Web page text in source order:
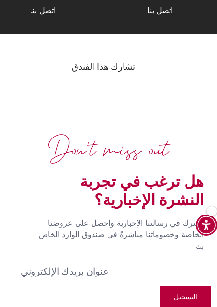
اتصل بنا اتصل بنا
تشارك هذا الفندق
هل ترغب في تجربة
النشرة الإخبارية؟
اشترك في رسالتنا الإخبارية واحصل على عروضنا
الخاصة وخصوماتنا مباشرةً في صندوق الوارد الخاص
بك
التسجيل
Don't miss out